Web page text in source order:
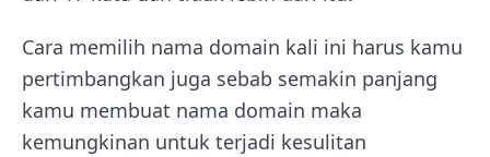
Cara memilih nama domain kali ini harus kamu
pertimbangkan juga sebab semakin panjang
kamu membuat nama domain maka
kemungkinan untuk terjadi kesulitan